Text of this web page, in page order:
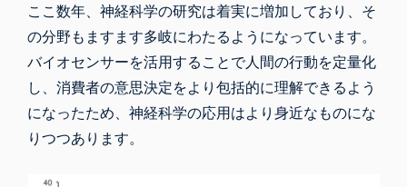
ここ数年、神経科学の研究は着実に増加しており、そ
の分野もますます多岐にわたるようになっています。
バイオセンサーを活用することで人間の行動を定量化
し、消費者の意思決定をより包括的に理解できるよう
になったため、神経科学の応用はより身近なものにな
りつつあります。